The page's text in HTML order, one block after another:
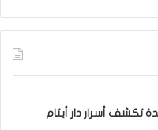
تكشف أسرار دار أيتام